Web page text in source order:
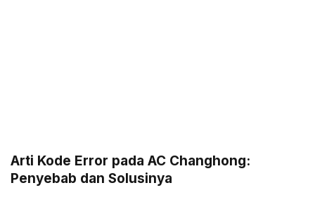
Arti Kode Error pada AC Changhong:
Penyebab dan Solusinya